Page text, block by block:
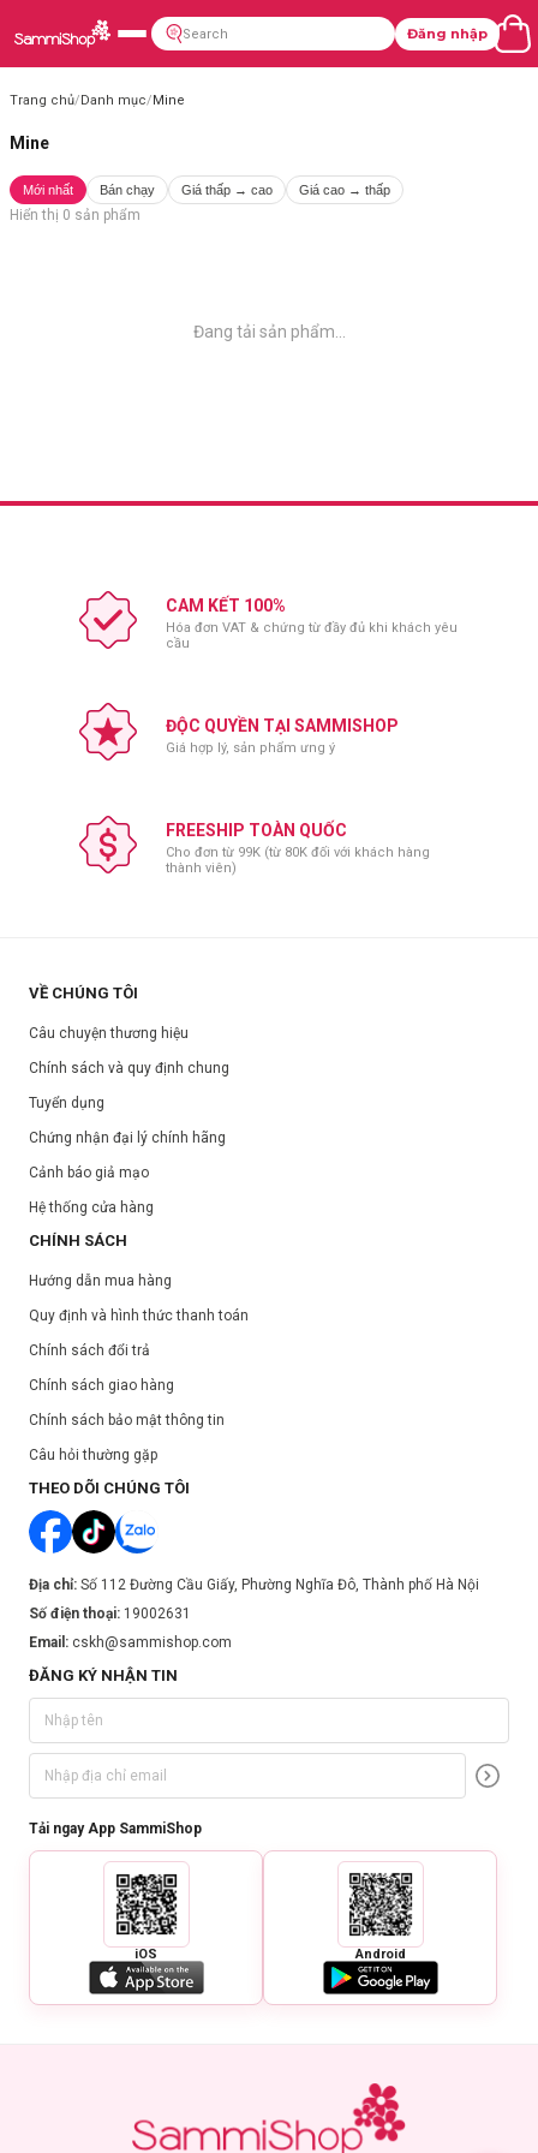
Đăng nhập
Trang chủ/Danh mục/Mine
Mine
Mới nhất Bán chạy Giá thấp → cao Giá cao → thấp
Hiển thị 0 sản phẩm
Đang tải sản phẩm...
CAM KẾT 100%
Hóa đơn VAT & chứng từ đầy đủ khi khách yêu
cầu
ĐỘC QUYỀN TẠI SAMMISHOP
Giá hợp lý, sản phẩm ưng ý
FREESHIP TOÀN QUỐC
Cho đơn từ 99K (từ 80K đối với khách hàng
thành viên)
VỀ CHÚNG TÔI
Câu chuyện thương hiệu
Chính sách và quy định chung
Tuyển dụng
Chứng nhận đại lý chính hãng
Cảnh báo giả mạo
Hệ thống cửa hàng
CHÍNH SÁCH
Hướng dẫn mua hàng
Quy định và hình thức thanh toán
Chính sách đổi trả
Chính sách giao hàng
Chính sách bảo mật thông tin
Câu hỏi thường gặp
THEO DÕI CHÚNG TÔI
Địa chỉ: Số 112 Đường Cầu Giấy, Phường Nghĩa Đô, Thành phố Hà Nội
Số điện thoại: 19002631
Email: cskh@sammishop.com
ĐĂNG KÝ NHẬN TIN
Tải ngay App SammiShop
iOS Android